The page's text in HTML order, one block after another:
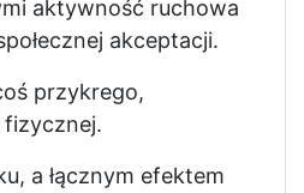
aktywność ruchowa
akceptacji.
przykrego,
a łącznym efektem